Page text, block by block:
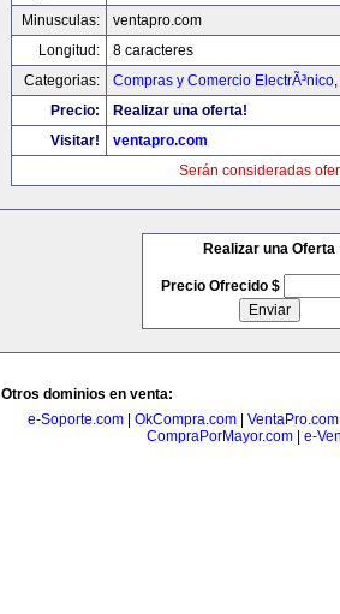
Minusculas:
ventapro.com
Longitud:
8 caracteres
Categorias:
Compras y Comercio ElectrÃ³nico,
Precio:
Realizar una oferta!
Visitar!
ventapro.com
Serán consideradas
Realizar una Oferta
Precio Ofrecido $
Otros dominios en venta:
e-Soporte.com
OkCompra.com VentaPro.com
CompraPorMayor.com| e-